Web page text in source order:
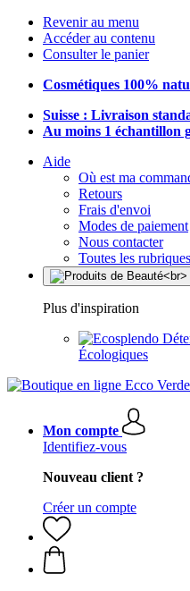
Revenir au menu
Accéder au contenu
Consulter le panier
Cosmétiques 100%
Suisse : Livraison
Au moins 1 échantillon
Aide
Où est ma
Retours
Frais d'envoi
Modes de paiement
Nous contacter
Toutes les rubriques
Plus d'inspiration
Écologiques
Mon compte
Identifiez-vous
Nouveau client ?
Créer un compte